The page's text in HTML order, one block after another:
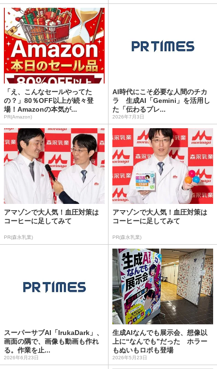
「え、こんなセールやってた
の？」80％OFF以上が続々登
場！Amazonの本気が...
PR(Amazon)
AI時代にこそ必要な人間のチカ
ラ 生成AI「Gemini」を活用し
た「伝わるプレ...
2026年7月3日
アマゾンで大人気！血圧対策は
コーヒーに足してみて
PR(森永乳業)
アマゾンで大人気！血圧対策は
コーヒーに足してみて
PR(森永乳業)
スーパーサブAI「IrukaDark」、
画面の隅で、画像も動画も作れ
る。作業を止...
2026年6月23日
生成AIなんでも展示会、想像以
上に“なんでも”だった ホラー
もぬいもロボも登場
2026年5月23日